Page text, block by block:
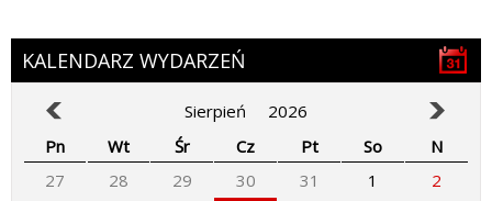
KALENDARZ WYDARZEŃ
Sierpień
2026
Pn
Wt Śr Cz Pt So
N
27
28 29 30 31 1
2